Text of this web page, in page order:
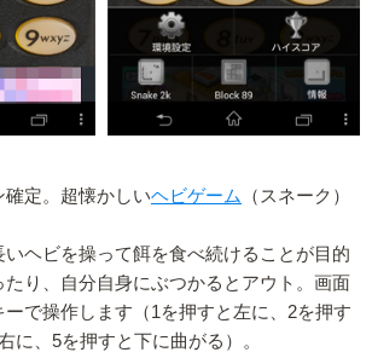
定。超懐かしいヘビゲーム
（スネーク）
いヘビを操って餌を食べ続けることが目的
り、自分自身にぶつかるとアウト。画面
で操作します（1を押すと左に、2を押す
に、5を押すと下に曲がる）。